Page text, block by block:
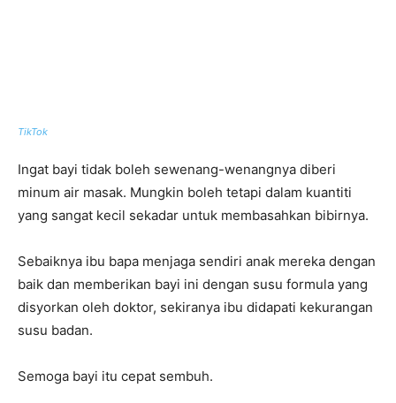
TikTok
Ingat bayi tidak boleh sewenang-wenangnya diberi
minum air masak. Mungkin boleh tetapi dalam kuantiti
yang sangat kecil sekadar untuk membasahkan bibirnya.
Sebaiknya ibu bapa menjaga sendiri anak mereka dengan
baik dan memberikan bayi ini dengan susu formula yang
disyorkan oleh doktor, sekiranya ibu didapati kekurangan
susu badan.
Semoga bayi itu cepat sembuh.